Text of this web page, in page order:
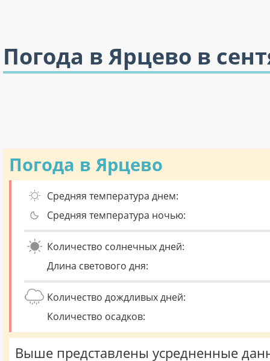
Погода в Ярцево в
Погода в Ярцево
Средняя температура днем:
Средняя температура ночью:
Количество солнечных дней:
Длина светового дня:
Количество дождливых дней:
Количество осадков:
Выше представлены усредненные